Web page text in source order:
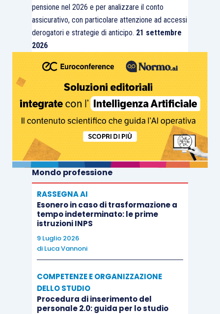
pensione nel 2026 e per analizzare il conto
assicurativo, con particolare attenzione ad accessi
derogatori e strategie di anticipo. 21 settembre
2026
Mondo professione
RASSEGNA AI
Esonero in caso di trasformazione a
tempo indeterminato: le prime
istruzioni INPS
9 Luglio 2026
di Luca Vannoni
COMPETENZE E ORGANIZZAZIONE
DELLO STUDIO
Procedura di inserimento del
personale 2.0: guida per lo studio